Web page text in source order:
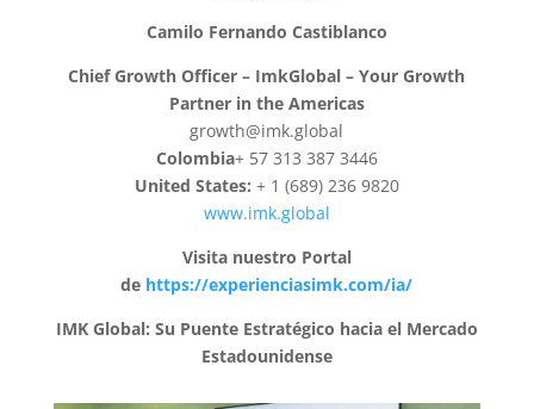
Camilo Fernando Castiblanco
Chief Growth Officer – ImkGlobal – Your Growth
Partner in the Americas
growth@imk.global
Colombia+ 57 313 387 3446
United States: + 1 (689) 236 9820
www.imk.global
Visita nuestro Portal
de https://experienciasimk.com/ia/
IMK Global: Su Puente Estratégico hacia el Mercado
Estadounidense